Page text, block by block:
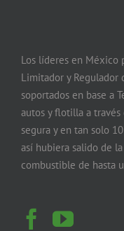
Los líderes en México
Limitador y Regulador
soportados en base a
autos y flotilla a través
segura y en tan solo
así hubiera salido de
combustible de hasta